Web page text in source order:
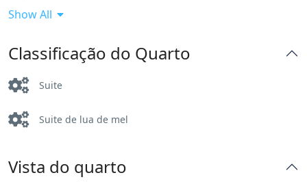
Banheiro privativo
Frigobar
Roupão de banho
Secador de cabelo
Shampoo
Show All
Classificação do Quarto
Suite
Suite de lua de mel
Vista do quarto